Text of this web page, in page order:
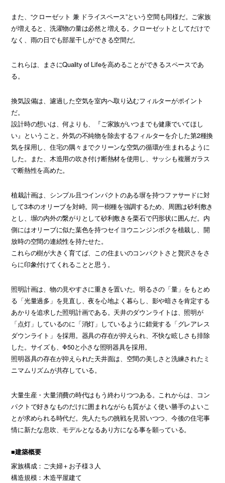
また、“クローゼット 兼 ドライスペース”という空間も同様だ。ご家族
が増えると、洗濯物の量は必然と増える。クローゼットとしてだけで
なく、雨の日でも部屋干しができる空間だ。
これらは、まさにQuality of Lifeを高めることができるスペースであ
る。
換気設備は、濾過した空気を室内へ取り込むフィルターがポイント
だ。
設計時の想いは、何よりも、『ご家族がいつまでも健康でいてほし
い』ということ。外気の不純物を除去するフィルターを介した第2種換
気を採用し、住宅の隅々までクリーンな空気の循環が生まれるように
した。また、木造用の吹き付け断熱材を使用し、サッシも複層ガラス
で断熱性を高めた。
植栽計画は、シンプル且つインパクトのある塀を持つファサードに対
して3本のオリーブを対峙。同一樹種を強調するため、周囲は砂利敷き
とし、塀の内外の繋がりとして砂利敷きを栗石で円形状に囲んだ。内
側にはオリーブに似た葉色を持つセイヨウニンジンボクを植栽し、開
放時の空間の連続性を持たせた。
これらの樹が大きく育てば、この住まいのコンパクトさと贅沢さをさ
らに印象付けてくれることと思う。
照明計画は、物の見やすさに重きを置いた。明るさの「量」をもとめ
る「光量過多」を見直し、夜を心地よく暮らし、影や暗さを肯定する
あかりを追求した照明計画である。天井のダウンライトは、照明が
「点灯」しているのに「消灯」しているように錯覚する「グレアレス
ダウンライト」を採用。器具の存在が抑えられ、不快な眩しさも排除
した。サイズも、Φ50と小さな照明器具を採用。
照明器具の存在が抑えられた天井面は、空間の美しさと洗練されたミ
ニマムリズムが共存している。
大量生産・大量消費の時代はもう終わりつつある。これからは、コン
パクトで好きなものだけに囲まれながらも質がよく使い勝手のよいこ
とが求められる時代だ。先人たちの挑戦を見習いつつ、今後の住宅事
情に新たな息吹、モデルとなるあり方になる事を願っている。
■建築概要
家族構成：ご夫婦＋お子様３人
構造規模：木造平屋建て